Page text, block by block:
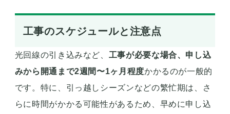
工事のスケジュールと注意点
光回線の引き込みなど、 工事が必要な場合、申し込
みから開通まで2週間〜1ヶ月程度かかるのが一般的
です。特に、引っ越しシーズンなどの繁忙期は、さ
らに時間がかかる可能性があるため、早めに申し込